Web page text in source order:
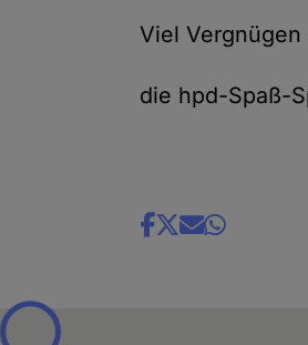
Viel Vergnügen
die hpd-Spaß-
Share